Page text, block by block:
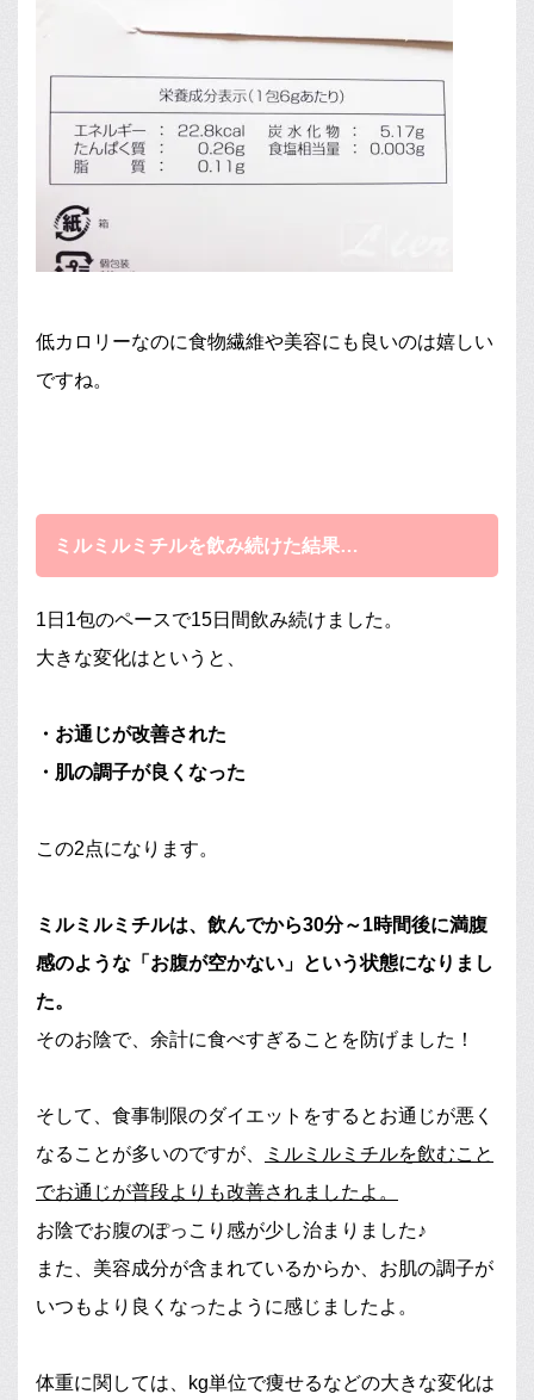
低カロリーなのに食物繊維や美容にも良いのは嬉しい
ですね。
ミルミルミチルを飲み続けた結果…
1日1包のペースで15日間飲み続けました。
大きな変化はというと、
・お通じが改善された
・肌の調子が良くなった
この2点になります。
ミルミルミチルは、飲んでから30分～1時間後に満腹
感のような「お腹が空かない」という状態になりまし
た。
そのお陰で、余計に食べすぎることを防げました！
そして、食事制限のダイエットをするとお通じが悪く
なることが多いのですが、
ミルミルミチルを飲むこと
でお通じが普段よりも改善されましたよ。
お陰でお腹のぽっこり感が少し治まりました♪
また、美容成分が含まれているからか、お肌の調子が
いつもより良くなったように感じましたよ。
体重に関しては、kg単位で痩せるなどの大きな変化は